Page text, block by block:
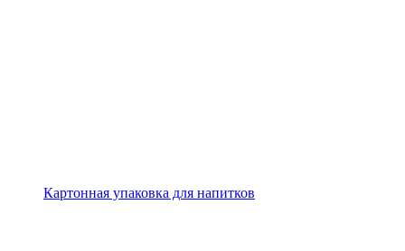
Картонная упаковка для напитков